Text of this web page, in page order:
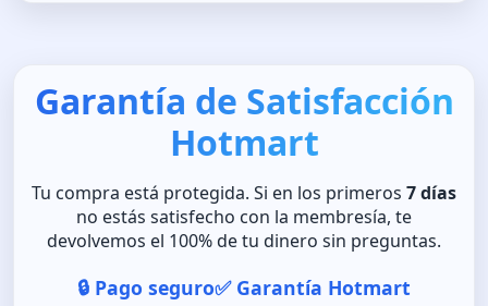
Garantía de Satisfacción
Hotmart
Tu compra está protegida. Si en los primeros 7 días
no estás satisfecho con la membresía, te
devolvemos el 100% de tu dinero sin preguntas.
🔒 Pago seguro✅ Garantía Hotmart